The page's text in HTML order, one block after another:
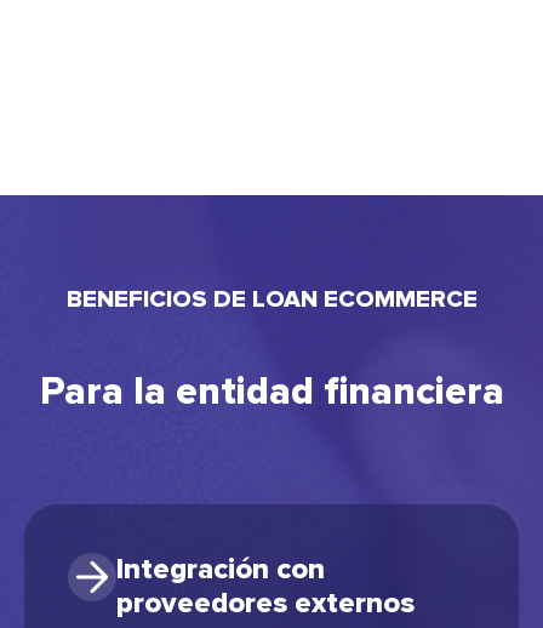
Oferta personalizada
Tokenización de datos
Gestión segura de información sensible y
de los medios de pago.
BENEFICIOS DE LOAN ECOMMERCE
Para la entidad financiera
Integración con
proveedores externos